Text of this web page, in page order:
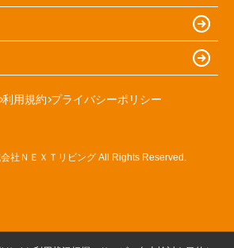
利用規約 プライバシーポリシー
社ＮＥＸＴリビング All Rights Reserved.